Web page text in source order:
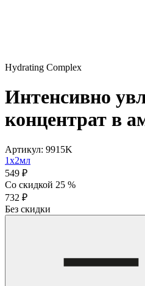
Hydrating Complex
Интенсивно
концентрат в
Артикул: 9915K
1х2мл
549 ₽
Со скидкой 25 %
732 ₽
Без скидки